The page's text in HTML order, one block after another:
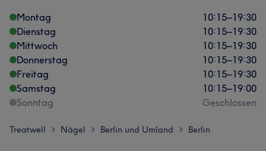
Montag 10:15–19:30
Dienstag
10:15–19:30
Mittwoch
10:15–19:30
Donnerstag
10:15–19:30
Freitag
10:15–19:30
Samstag
10:15–19:00
Sonntag
Geschlossen
Treatwell > Nägel > Berlin und Umland > Berlin